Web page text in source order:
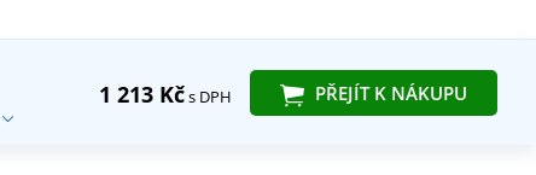
1 213 Kčs DPH PŘEJÍT K NÁKUPU